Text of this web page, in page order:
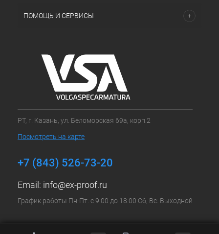
ПОМОЩЬ И СЕРВИСЫ
РТ, г. Казань, ул. Беломорская 69а, корп.2
Посмотреть на карте
+7 (843) 526-73-20
Email: info@ex-proof.ru
График работы Пн-Пт: с 9:00 до 18:00 Сб, Вс: Выходной